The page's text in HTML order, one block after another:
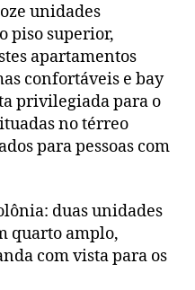
unidades
piso superior,
apartamentos
confortáveis e bay
privilegiada para o
no térreo
para pessoas com
duas unidades
quarto amplo,
com vista para os